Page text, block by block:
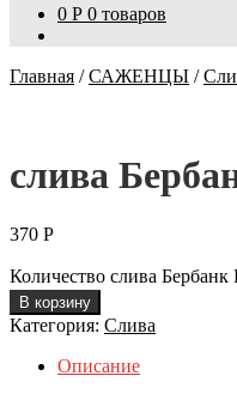
0 Р 0 товаров
Главная /САЖЕНЦЫ /
слива
370 Р
Количество слива Бербанк
В корзину
Категория: Слива
Описание